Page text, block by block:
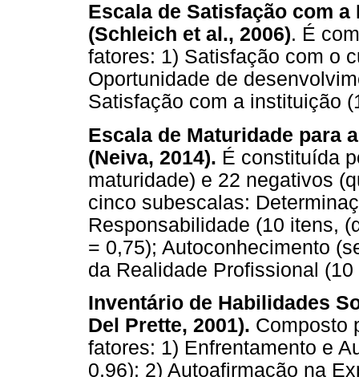
Escala de Satisfação com
(Schleich et al., 2006). É
fatores: 1) Satisfação com o
Oportunidade de
Satisfação com a instituição
Escala de Maturidade para
(Neiva, 2014). É constituída
maturidade) e 22 negativos
cinco subescalas:
Responsabilidade (10 itens,
= 0,75); Autoconhecimento
da Realidade Profissional
Inventário de Habilidades
Del Prette, 2001). Composto
fatores: 1) Enfrentamento e
0,96); 2) Autoafirmação na